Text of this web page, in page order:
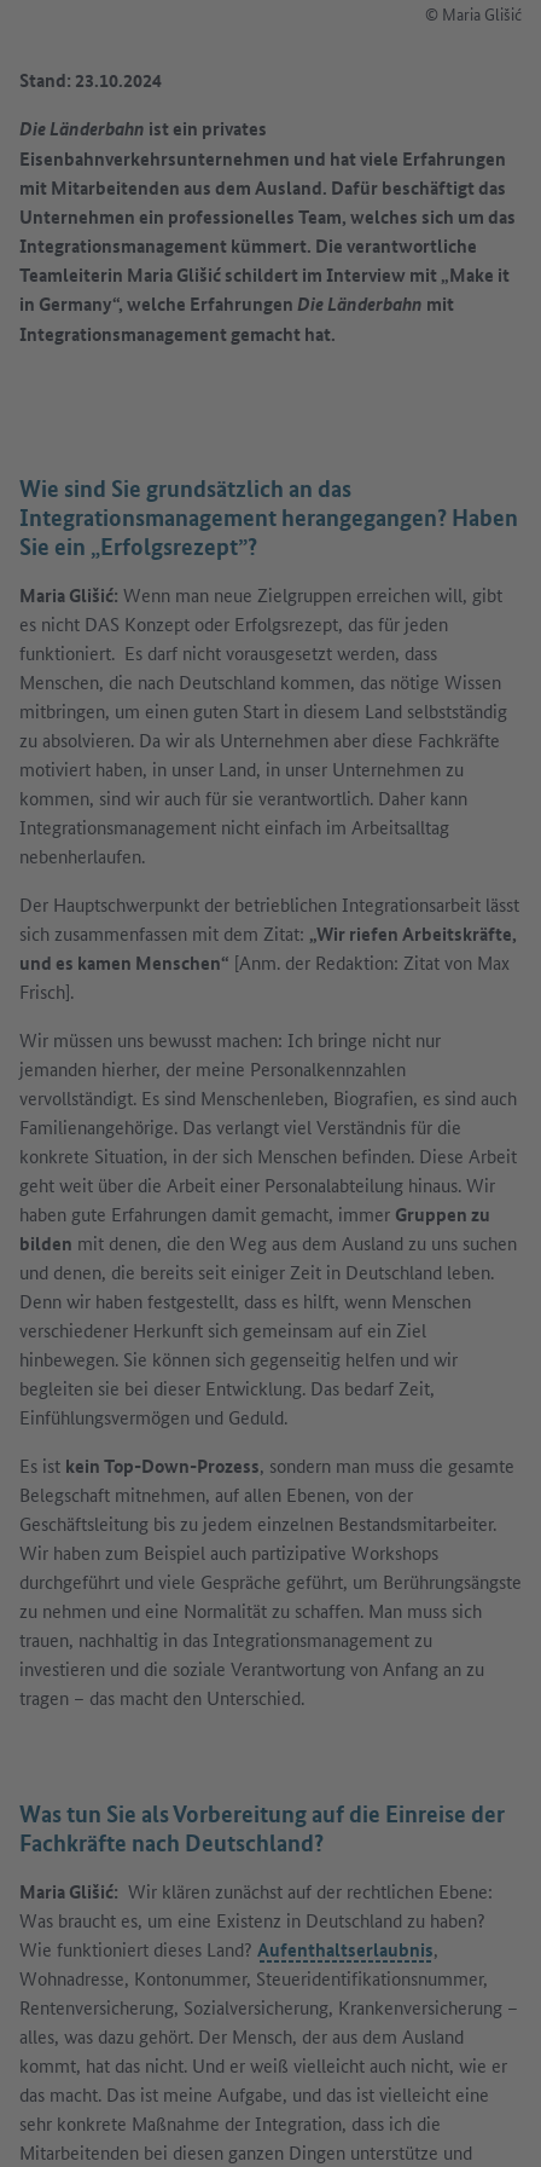
© Maria Glišić
Stand: 23.10.2024
Die Länderbahn ist ein privates
Eisenbahnverkehrsunternehmen und hat viele Erfahrungen
mit Mitarbeitenden aus dem Ausland. Dafür beschäftigt das
Unternehmen ein professionelles Team, welches sich um das
Integrationsmanagement kümmert. Die verantwortliche
Teamleiterin Maria Glišić schildert im Interview mit „Make it
in Germany“, welche ErfahrungenDie Länderbahn mit
Integrationsmanagement gemacht hat.
Wie sind Sie grundsätzlich an das
Integrationsmanagement herangegangen? Haben
Sie ein „Erfolgsrezept”?
Maria Glišić: Wenn man neue Zielgruppen erreichen will, gibt
es nicht DAS Konzept oder Erfolgsrezept, das für jeden
funktioniert. Es darf nicht vorausgesetzt werden, dass
Menschen, die nach Deutschland kommen, das nötige Wissen
mitbringen, um einen guten Start in diesem Land selbstständig
zu absolvieren. Da wir als Unternehmen aber diese Fachkräfte
motiviert haben, in unser Land, in unser Unternehmen zu
kommen, sind wir auch für sie verantwortlich. Daher kann
Integrationsmanagement nicht einfach im Arbeitsalltag
nebenherlaufen.
Der Hauptschwerpunkt der betrieblichen Integrationsarbeit lässt
sich zusammenfassen mit dem Zitat: „Wir riefen Arbeitskräfte,
und es kamen Menschen“ [Anm. der Redaktion: Zitat von Max
Frisch].
Wir müssen uns bewusst machen: Ich bringe nicht nur
jemanden hierher, der meine Personalkennzahlen
vervollständigt. Es sind Menschenleben, Biografien, es sind auch
Familienangehörige. Das verlangt viel Verständnis für die
konkrete Situation, in der sich Menschen befinden. Diese Arbeit
geht weit über die Arbeit einer Personalabteilung hinaus. Wir
haben gute Erfahrungen damit gemacht, immer Gruppen zu
bilden mit denen, die den Weg aus dem Ausland zu uns suchen
und denen, die bereits seit einiger Zeit in Deutschland leben.
Denn wir haben festgestellt, dass es hilft, wenn Menschen
verschiedener Herkunft sich gemeinsam auf ein Ziel
hinbewegen. Sie können sich gegenseitig helfen und wir
begleiten sie bei dieser Entwicklung. Das bedarf Zeit,
Einfühlungsvermögen und Geduld.
Es ist kein Top-Down-Prozess, sondern man muss die gesamte
Belegschaft mitnehmen, auf allen Ebenen, von der
Geschäftsleitung bis zu jedem einzelnen Bestandsmitarbeiter.
Wir haben zum Beispiel auch partizipative Workshops
durchgeführt und viele Gespräche geführt, um Berührungsängste
zu nehmen und eine Normalität zu schaffen. Man muss sich
trauen, nachhaltig in das Integrationsmanagement zu
investieren und die soziale Verantwortung von Anfang an zu
tragen – das macht den Unterschied.
Was tun Sie als Vorbereitung auf die Einreise der
Fachkräfte nach Deutschland?
Maria Glišić: Wir klären zunächst auf der rechtlichen Ebene:
Was braucht es, um eine Existenz in Deutschland zu haben?
Wie funktioniert dieses Land? Aufenthaltserlaubnis,
Wohnadresse, Kontonummer, Steueridentifikationsnummer,
Rentenversicherung, Sozialversicherung, Krankenversicherung –
alles, was dazu gehört. Der Mensch, der aus dem Ausland
kommt, hat das nicht. Und er weiß vielleicht auch nicht, wie er
das macht. Das ist meine Aufgabe, und das ist vielleicht eine
sehr konkrete Maßnahme der Integration, dass ich die
Mitarbeitenden bei diesen ganzen Dingen unterstütze und